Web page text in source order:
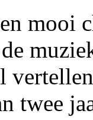
mooi
twee